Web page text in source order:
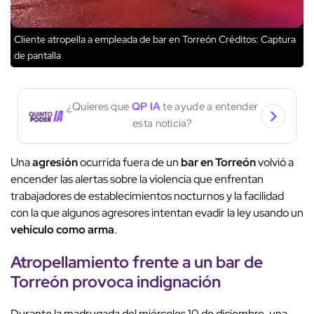
Cliente atropella a empleada de bar en Torreón Créditos: Captura
de pantalla
¿Quieres que QP IAte ayude a entender
esta noticia?
Unaagresiónocurrida fuera de unbar en Torreónvolvió a
encender las alertas sobre la violencia que enfrentan
trabajadores de establecimientos nocturnos y la facilidad
con la que algunos agresores intentan evadir la ley usando un
vehículo como arma.
Atropellamiento frente a un bar de
Torreón provocaindignación